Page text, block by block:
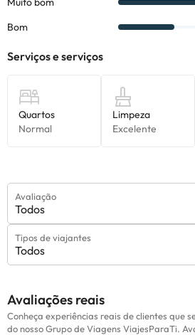
Avaliação
Todos
Tipos de viajantes
Todos
Avaliações reais
Conheça experiências reais de clientes que
do nosso Grupo de Viagens ViajesParaTi.